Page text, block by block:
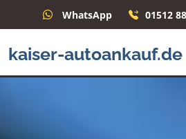
WhatsApp 01512
kaiser-autoankauf.de